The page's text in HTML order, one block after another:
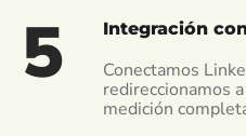
5 Integración
Conectamos
redireccionamos
medición